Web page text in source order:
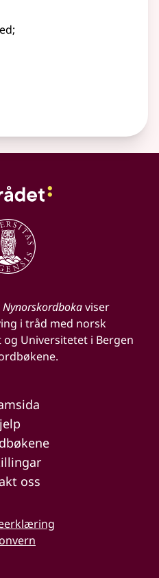
;
Nynorskordbokaviser
i tråd med norsk
Universitetet i Bergen
oss